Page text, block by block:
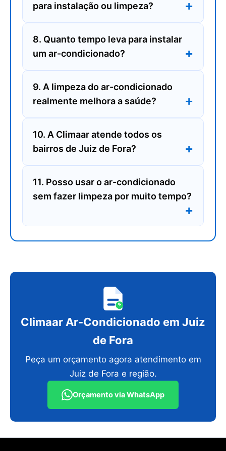
para instalação ou limpeza?
8. Quanto tempo leva para instalar
um ar-condicionado?
9. A limpeza do ar-condicionado
realmente melhora a saúde?
10. A Climaar atende todos os
bairros de Juiz de Fora?
11. Posso usar o ar-condicionado
sem fazer limpeza por muito tempo?
Climaar Ar-Condicionado em Juiz
de Fora
Peça um orçamento agora atendimento em
Juiz de Fora e região.
Orçamento via WhatsApp